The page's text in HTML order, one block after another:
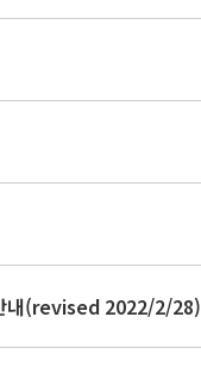
내(revised 2022/2/28)